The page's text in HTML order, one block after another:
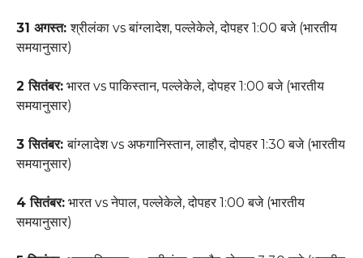
31 अगस्त:श्रीलंका vs बांग्लादेश, पल्लेकेले, दोपहर 1:00 बजे (भारतीय
समयानुसार)
2 सितंबर: भारत vs पाकिस्तान, पल्लेकेले, दोपहर 1:00 बजे (भारतीय
समयानुसार)
3 सितंबर:बांग्लादेश vs अफगानिस्तान, लाहौर, दोपहर 1:30 बजे (भारतीय
समयानुसार)
4 सितंबर: भारत vs नेपाल, पल्लेकेले, दोपहर 1:00 बजे (भारतीय
समयानुसार)